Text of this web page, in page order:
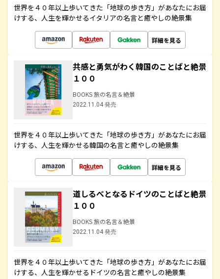
世界を４０年以上歩いてきた「地球の歩き方」があなたにお届
けする、人生を輝かせるイタリアの名言と癒やしの絶景集
詳細を見る
共感と勇気がわく韓国のことばと絶景
１００
BOOKS 旅の名言＆絶景
2022.11.04 発売
世界を４０年以上歩いてきた「地球の歩き方」があなたにお届
けする、人生を輝かせる韓国の名言と癒やしの絶景集
詳細を見る
道しるべとなるドイツのことばと絶景
１００
BOOKS 旅の名言＆絶景
2022.11.04 発売
世界を４０年以上歩いてきた「地球の歩き方」があなたにお届
けする、人生を輝かせるドイツの名言と癒やしの絶景集